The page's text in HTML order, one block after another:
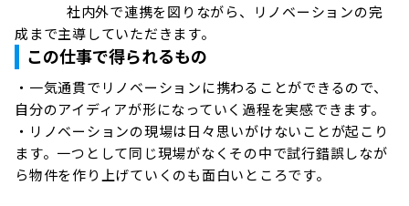
社内外で連携を図りながら、リノベーションの完
成まで主導していただきます。
この仕事で得られるもの
・一気通貫でリノベーションに携わることができるので、
自分のアイディアが形になっていく過程を実感できます。
・リノベーションの現場は日々思いがけないことが起こり
ます。一つとして同じ現場がなくその中で試行錯誤しなが
ら物件を作り上げていくのも面白いところです。